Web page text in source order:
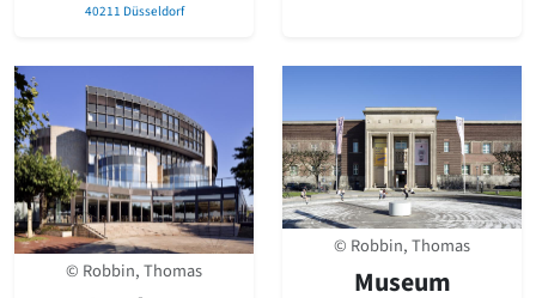
40211 Düsseldorf
© Robbin, Thomas
© Robbin, Thomas
Museum